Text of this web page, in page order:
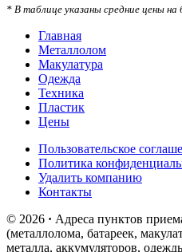
* В таблице указаны средние цены на
Главная
Металлолом
Макулатура
Одежда
Техника
Пластик
Цены
Пользовательское
Политика
Удалить компанию
Контакты
© 2026 · Адреса пунктов
(металлолома, батареек,
металла, аккумуляторов,